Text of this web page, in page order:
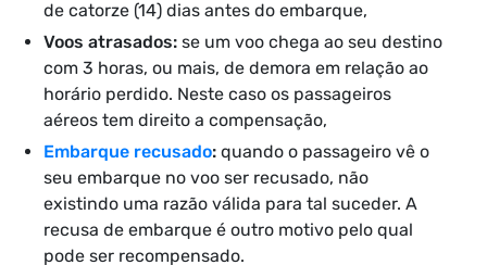
de catorze (14) dias antes do embarque,
Voos atrasados: se um voo chega ao seu destino
com 3 horas, ou mais, de demora em relação ao
horário perdido. Neste caso os passageiros
aéreos tem direito a compensação,
Embarque recusado: quando o passageiro vê o
seu embarque no voo ser recusado, não
existindo uma razão válida para tal suceder. A
recusa de embarque é outro motivo pelo qual
pode ser recompensado.